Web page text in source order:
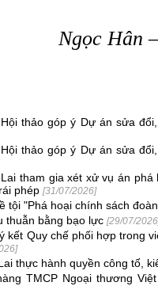
Ngọc Hân
thảo góp ý Dự án sửa
thảo góp ý Dự án sửa
tham gia xét xử vụ án
phép [31/07/2026]
tội "Phá hoại chính sách
thuẫn bằng bạo lực [29/07/
kết Quy chế phối hợp trong
thực hành quyền công tố,
TMCP Ngoại thương